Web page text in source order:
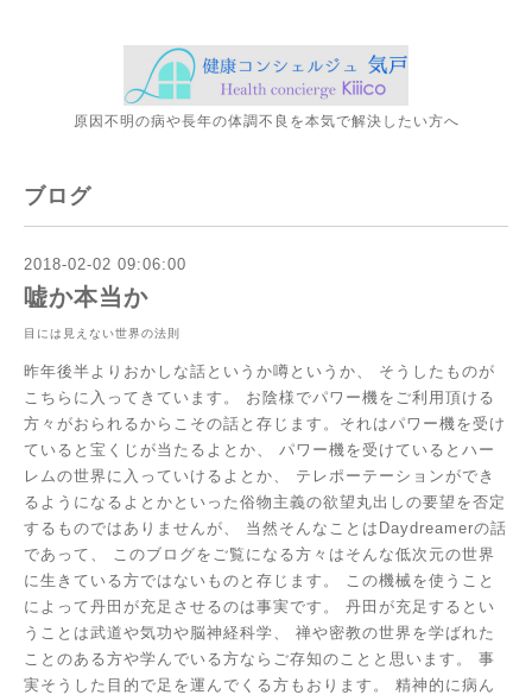
原因不明の病や長年の体調不良を本気で解決したい方へ
ブログ
2018-02-02 09:06:00
嘘か本当か
目には見えない世界の法則
昨年後半よりおかしな話というか噂というか、 そうしたものが
こちらに入ってきています。 お陰様でパワー機をご利用頂ける
方々がおられるからこその話と存じます。それはパワー機を受け
ていると宝くじが当たるよとか、 パワー機を受けているとハー
レムの世界に入っていけるよとか、 テレポーテーションができ
るようになるよとかといった俗物主義の欲望丸出しの要望を否定
するものではありませんが、 当然そんなことはDaydreamerの話
であって、
このブログをご覧になる方々はそんな低次元の世界
に生きている方ではないものと存じます。
この機械を使うこと
によって丹田が充足させるのは事実です。 丹田が充足するとい
うことは武道や気功や脳神経科学、 禅や密教の世界を学ばれた
ことのある方や学んでいる方ならご存知のことと思います。 事
実そうした目的で足を運んでくる方もおります。 精神的に病ん